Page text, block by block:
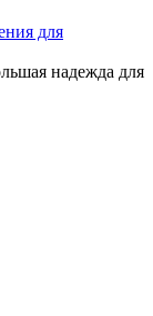
для
надежда для